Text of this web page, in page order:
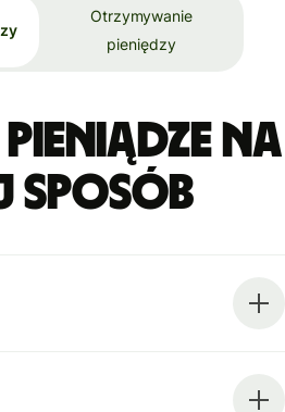
Otrzymywanie
pieniędzy
na
sposób